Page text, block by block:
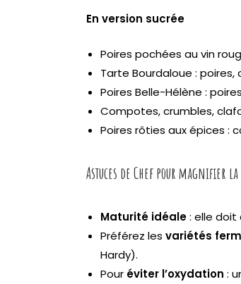
En version sucrée
Poires pochées au vin
Tarte Bourdaloue :
Poires Belle-Hélène :
Compotes, crumbles,
Poires rôties aux épices :
Astuces de Chef pour magnifier
Maturité idéale: elle doit
Préférez les variétés
Hardy).
Pour éviter l’oxydation :